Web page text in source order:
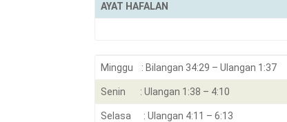
AYAT HAFALAN
Minggu : Bilangan 34:29 – Ulangan 1:37
Senin : Ulangan 1:38 – 4:10
Selasa : Ulangan 4:11 – 6:13